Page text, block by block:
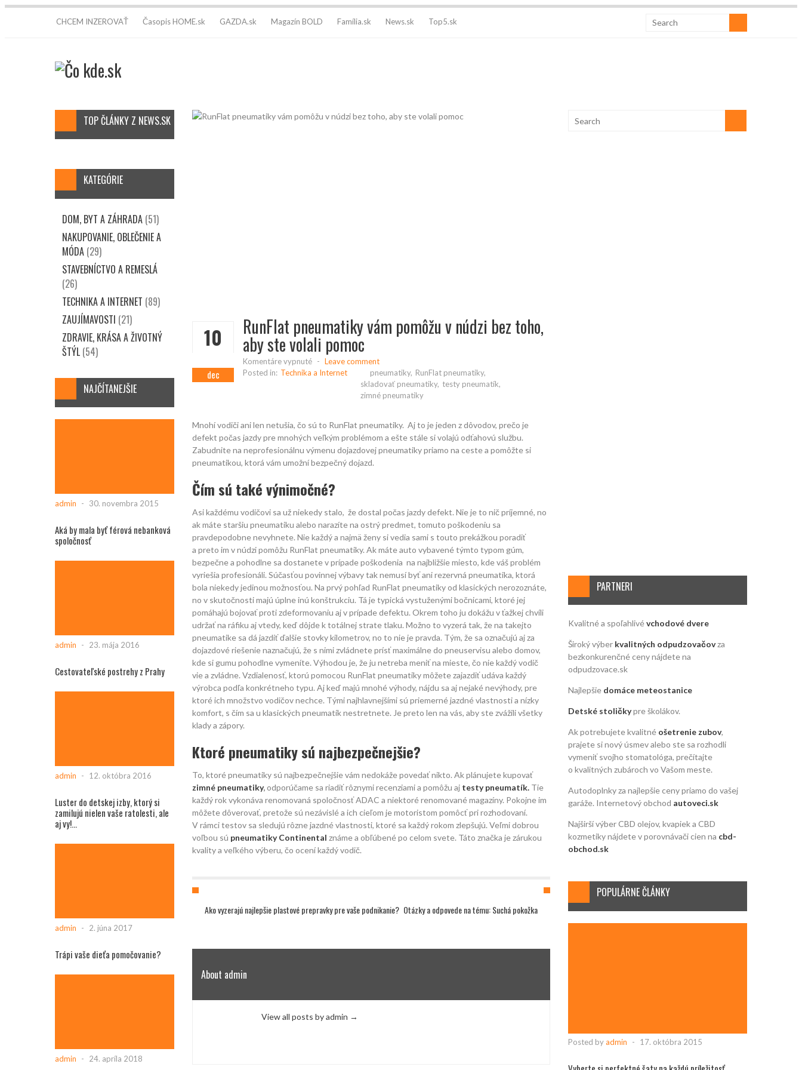
CHCEM INZEROVAŤ Časopis HOME.sk GAZDA.sk Magazín BOLD Família.sk News.sk Top5.sk
10
dec
RunFlat pneumatiky vám pomôžu v núdzi bez toho,
aby ste volali pomoc
Komentáre vypnuténa
RunFlat
bez
toho,
aby
ste
pomoc
- Leave comment
Posted in: Technika a Internet pneumatiky, RunFlat pneumatiky,
skladovať pneumatiky, testy pneumatík,
zimné pneumatiky
Mnohí vodiči ani len netušia, čo sú to RunFlat pneumatiky. Aj to je jeden z dôvodov, prečo je
defekt počas jazdy pre mnohých veľkým problémom a ešte stále si volajú odťahovú službu.
Zabudnite na neprofesionálnu výmenu dojazdovej pneumatiky priamo na ceste a pomôžte si
pneumatikou, ktorá vám umožní bezpečný dojazd.
Čím sú také výnimočné?
Asi každému vodičovi sa už niekedy stalo, že dostal počas jazdy defekt. Nie je to nič príjemné, no
ak máte staršiu pneumatiku alebo narazíte na ostrý predmet, tomuto poškodeniu sa
pravdepodobne nevyhnete. Nie každý a najmä ženy si vedia sami s touto prekážkou poradiť
a preto im v núdzi pomôžu RunFlat pneumatiky. Ak máte auto vybavené týmto typom gúm,
bezpečne a pohodlne sa dostanete v prípade poškodenia na najbližšie miesto, kde váš problém
vyriešia profesionáli. Súčasťou povinnej výbavy tak nemusí byť ani rezervná pneumatika, ktorá
bola niekedy jedinou možnosťou. Na prvý pohľad RunFlat pneumatiky od klasických nerozoznáte,
no v skutočnosti majú úplne inú konštrukciu. Tá je typická vystuženými bočnicami, ktoré jej
pomáhajú bojovať proti zdeformovaniu aj v prípade defektu. Okrem toho ju dokážu v ťažkej chvíli
udržať na ráfiku aj vtedy, keď dôjde k totálnej strate tlaku. Možno to vyzerá tak, že na takejto
pneumatike sa dá jazdiť ďalšie stovky kilometrov, no to nie je pravda. Tým, že sa označujú aj za
dojazdové riešenie naznačujú, že s nimi zvládnete prísť maximálne do pneuservisu alebo domov,
kde si gumu pohodlne vymeníte. Výhodou je, že ju netreba meniť na mieste, čo nie každý vodič
vie a zvládne. Vzdialenosť, ktorú pomocou RunFlat pneumatiky môžete zajazdiť udáva každý
výrobca podľa konkrétneho typu. Aj keď majú mnohé výhody, nájdu sa aj nejaké nevýhody, pre
ktoré ich množstvo vodičov nechce. Tými najhlavnejšími sú priemerné jazdné vlastnosti a nízky
komfort, s čím sa u klasických pneumatík nestretnete. Je preto len na vás, aby ste zvážili všetky
klady a zápory.
Ktoré pneumatiky sú najbezpečnejšie?
To, ktoré pneumatiky sú najbezpečnejšie vám nedokáže povedať nikto. Ak plánujete kupovať
zimné pneumatiky,odporúčame sa riadiť rôznymi recenziami a pomôžu aj testy pneumatík. Tie
každý rok vykonáva renomovaná spoločnosť ADAC a niektoré renomované magazíny. Pokojne im
môžete dôverovať, pretože sú nezávislé a ich cieľom je motoristom pomôcť pri rozhodovaní.
V rámci testov sa sledujú rôzne jazdné vlastnosti, ktoré sa každý rokom zlepšujú. Veľmi dobrou
voľbou sú pneumatiky Continental známe a obľúbené po celom svete. Táto značka je zárukou
kvality a veľkého výberu, čo ocení každý vodič.
Ako vyzerajú najlepšie plastové prepravky pre vaše podnikanie? Otázky a odpovede na tému: Suchá pokožka
About admin
View all posts by admin →
PARTNERI
Kvalitné a spoľahlivévchodové dvere
Široký výber kvalitných odpudzovačovza
bezkonkurenčné ceny nájdete na
odpudzovace.sk
Najlepšie domáce meteostanice
Detské stoličkypre školákov.
Ak potrebujete kvalitné ošetrenie zubov,
prajete si nový úsmev alebo ste sa rozhodli
vymeniť svojho stomatológa, prečítajte
o kvalitných zubároch vo Vašom meste.
Autodoplnky za najlepšie ceny priamo do vašej
garáže. Internetový obchod autoveci.sk
Najširší výber CBD olejov, kvapiek a CBD
kozmetiky nájdete v porovnávači cien na cbd-
obchod.sk
POPULÁRNE ČLÁNKY
Posted byadmin - 17. októbra 2015
TOP ČLÁNKY Z NEWS.SK
KATEGÓRIE
DOM, BYT A ZÁHRADA (51)
NAKUPOVANIE, OBLEČENIE A
MÓDA (29)
STAVEBNÍCTVO A REMESLÁ
(26)
TECHNIKA A INTERNET (89)
ZAUJÍMAVOSTI (21)
ZDRAVIE, KRÁSA A ŽIVOTNÝ
ŠTÝL (54)
NAJČÍTANEJŠIE
admin - 30. novembra 2015
Aká by mala byť férová nebanková
spoločnosť
admin - 23. mája 2016
Cestovateľské postrehy z Prahy
admin - 12. októbra 2016
Luster do detskej izby, ktorý si
zamilujú nielen vaše ratolesti, ale
aj vy!...
admin - 2. júna 2017
Trápi vaše dieťa pomočovanie?
admin - 24. apríla 2018